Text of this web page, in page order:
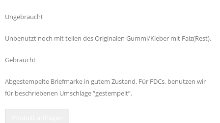
Ungebraucht
Unbenutzt noch mit teilen des Originalen Gummi/Kleber mit Falz(Rest).
Gebraucht
Abgestempelte Briefmarke in gutem Zustand. Für FDCs, benutzen wir
für beschriebenen Umschlage “gestempelt”.